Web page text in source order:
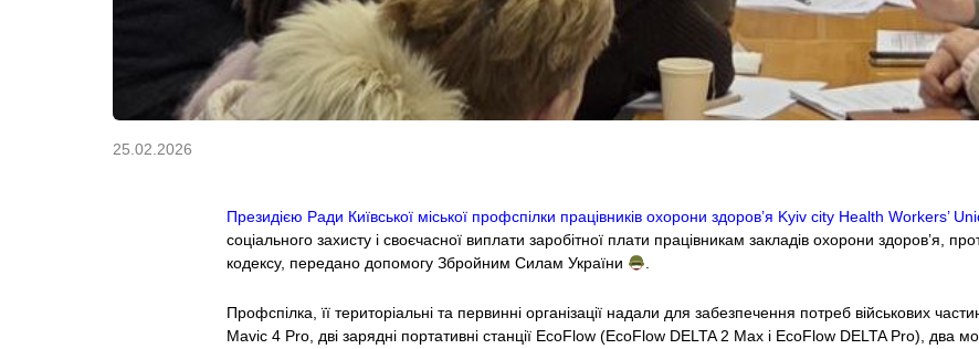
25.02.2026
Президією Ради Київської міської профспілки працівників охорони здоров’я Kyiv city Health Workers’
соціального захисту і своєчасної виплати заробітної плати працівникам закладів охорони здоров’я,
кодексу, передано допомогу Збройним Силам України
.
Профспілка, її територіальні та первинні організації надали для забезпечення потреб військових
Mavic 4 Pro, дві зарядні портативні станції EcoFlow (EcoFlow DELTA 2 Max і EcoFlow DELTA Pro), два